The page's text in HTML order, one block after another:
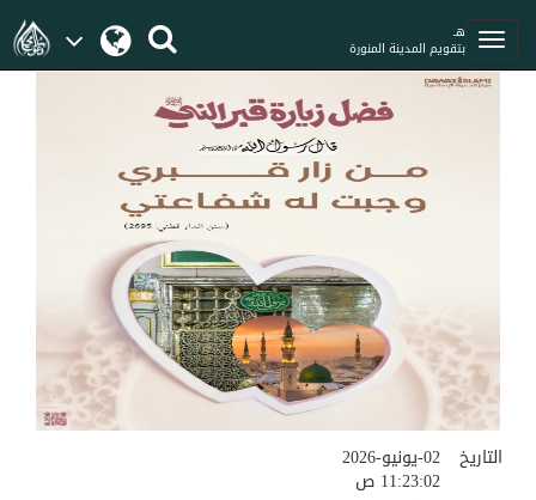
هـ
بتقويم المدينة المنورة
02-يونيو-2026
11:23:02 ص
التاريخ